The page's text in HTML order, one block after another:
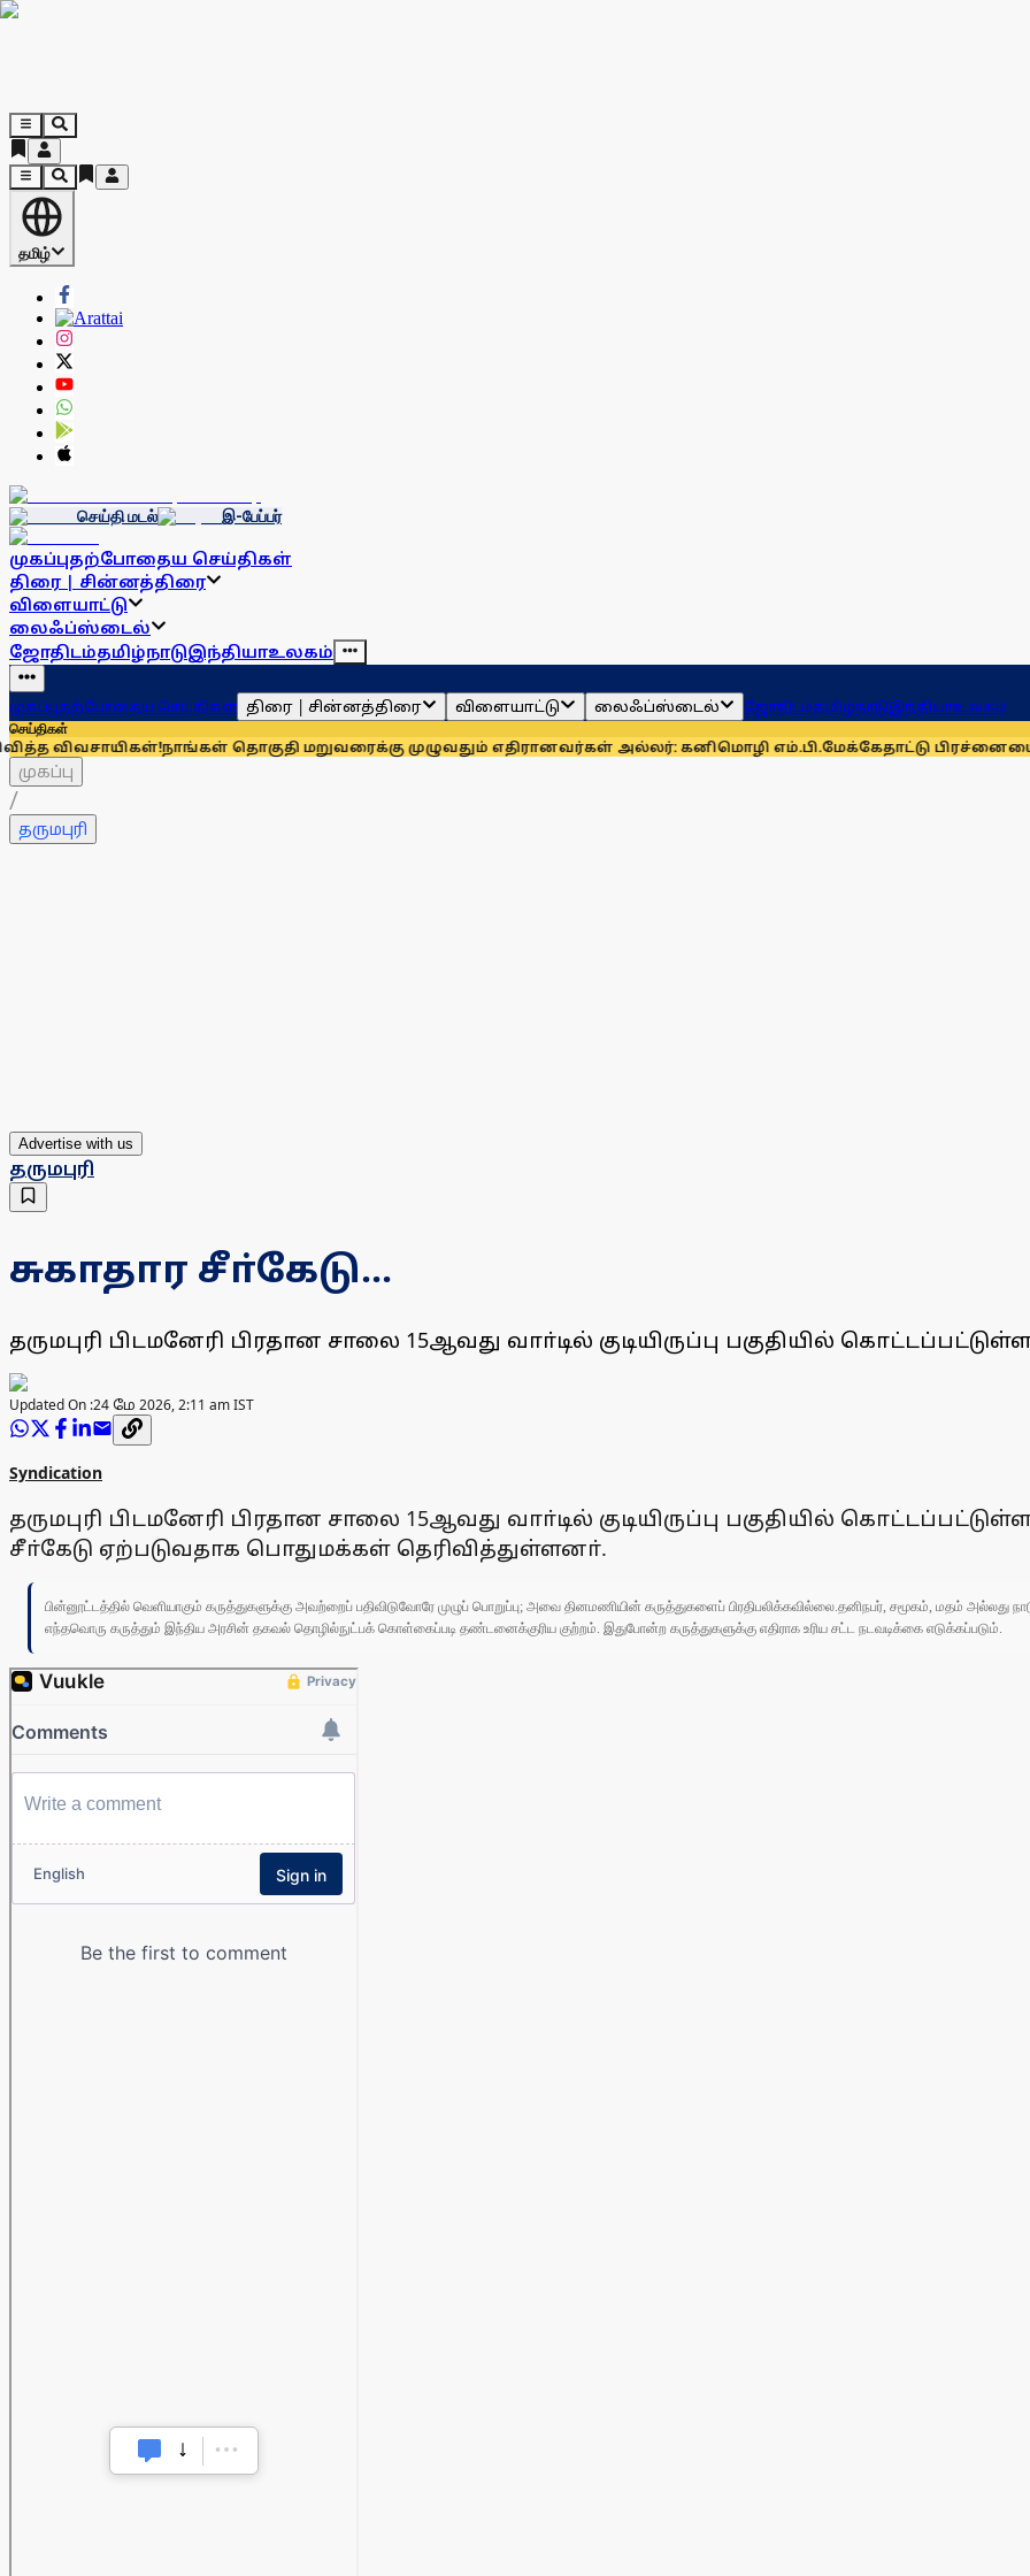
தமிழ்
செய்தி மடல் இ-பேப்பர்
முகப்புதற்போதைய செய்திகள்
திரை | சின்னத்திரை
விளையாட்டு
லைஃப்ஸ்டைல்
ஜோதிடம்தமிழ்நாடுஇந்தியாஉலகம்
முகப்புதற்போதைய செய்திகள் திரை | சின்னத்திரை விளையாட்டு லைஃப்ஸ்டைல் ஜோதிடம்தமிழ்நாடுஇந்தியாஉலகம்
செய்திகள்
நாங்கள் தொகுதி மறுவரைக்கு முழுவதும் எதிரானவர்கள் அல்லர்: கனிமொழி எம்.பி.மேக்கேதாட்டு பிரச்னையை திசை
முகப்பு
/
தருமபுரி
Advertise with us
தருமபுரி
சுகாதார சீா்கேடு...
தருமபுரி பிடமனேரி பிரதான சாலை 15ஆவது வாா்டில் குடியிருப்பு பகுதியில்
Updated On :24 மே 2026, 2:11 am IST
Syndication
தருமபுரி பிடமனேரி பிரதான சாலை 15ஆவது வாா்டில் குடியிருப்பு பகுதியில்
சீா்கேடு ஏற்படுவதாக பொதுமக்கள் தெரிவித்துள்ளனா்.
பின்னூட்டத்தில் வெளியாகும் கருத்துகளுக்கு அவற்றைப் பதிவிடுவோரே முழுப் பொறுப்பு; அவை தினமணியின் கருத்துகளைப் பிரதிபலிக்கவில்லை.தனிநபர், சமூகம், மதம் அல்லது
எந்தவொரு கருத்தும் இந்திய அரசின் தகவல் தொழில்நுட்பக் கொள்கைப்படி தண்டனைக்குரிய குற்றம். இதுபோன்ற கருத்துகளுக்கு எதிராக உரிய சட்ட நடவடிக்கை எடுக்கப்படும்.